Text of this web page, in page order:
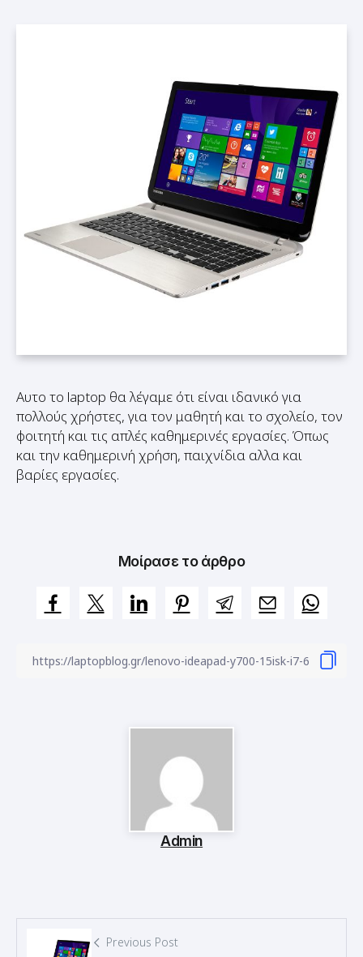
Αυτο το laptop θα λέγαμε ότι είναι ιδανικό για
πολλούς χρήστες, για τον μαθητή και το σχολείο, τον
φοιτητή και τις απλές καθημερινές εργασίες. Όπως
και την καθημερινή χρήση, παιχνίδια αλλα και
βαρίες εργασίες.
Μοίρασε το άρθρο
Admin
Previous Post